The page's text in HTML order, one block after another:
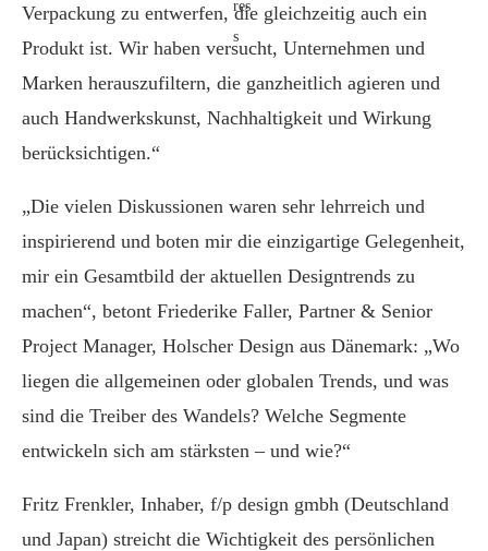
Verpackung zu entwerfen, die gleichzeitig auch ein
Produkt ist. Wir haben versucht, Unternehmen und
Marken herauszufiltern, die ganzheitlich agieren und
auch Handwerkskunst, Nachhaltigkeit und Wirkung
berücksichtigen.“
„Die vielen Diskussionen waren sehr lehrreich und
inspirierend und boten mir die einzigartige Gelegenheit,
mir ein Gesamtbild der aktuellen Designtrends zu
machen“, betont Friederike Faller, Partner & Senior
Project Manager, Holscher Design aus Dänemark: „Wo
liegen die allgemeinen oder globalen Trends, und was
sind die Treiber des Wandels? Welche Segmente
entwickeln sich am stärksten – und wie?“
Fritz Frenkler, Inhaber, f/p design gmbh (Deutschland
und Japan) streicht die Wichtigkeit des persönlichen